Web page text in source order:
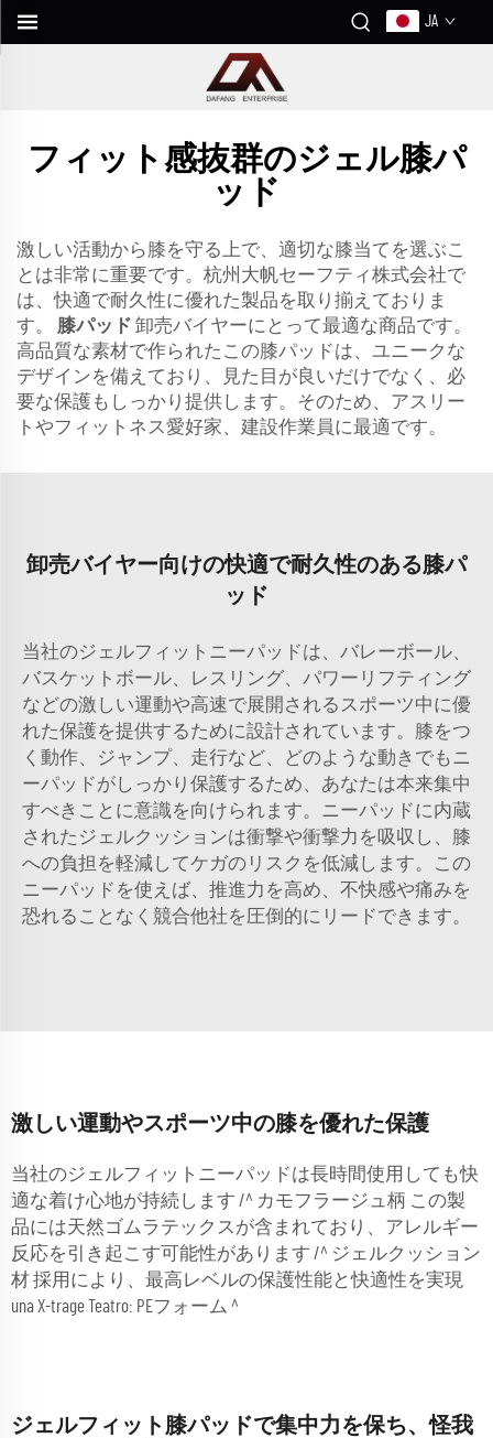
JA
フィット感抜群のジェル膝パ
ッド
激しい活動から膝を守る上で、適切な膝当てを選ぶこ
とは非常に重要です。杭州大帆セーフティ株式会社で
は、快適で耐久性に優れた製品を取り揃えておりま
す。 膝パッド 卸売バイヤーにとって最適な商品です。
高品質な素材で作られたこの膝パッドは、ユニークな
デザインを備えており、見た目が良いだけでなく、必
要な保護もしっかり提供します。そのため、アスリー
トやフィットネス愛好家、建設作業員に最適です。
卸売バイヤー向けの快適で耐久性のある膝パ
ッド
当社のジェルフィットニーパッドは、バレーボール、
バスケットボール、レスリング、パワーリフティング
などの激しい運動や高速で展開されるスポーツ中に優
れた保護を提供するために設計されています。膝をつ
く動作、ジャンプ、走行など、どのような動きでもニ
ーパッドがしっかり保護するため、あなたは本来集中
すべきことに意識を向けられます。ニーパッドに内蔵
されたジェルクッションは衝撃や衝撃力を吸収し、膝
への負担を軽減してケガのリスクを低減します。この
ニーパッドを使えば、推進力を高め、不快感や痛みを
恐れることなく競合他社を圧倒的にリードできます。
激しい運動やスポーツ中の膝を優れた保護
当社のジェルフィットニーパッドは長時間使用しても快
適な着け心地が持続します /^ カモフラージュ柄 この製
品には天然ゴムラテックスが含まれており、アレルギー
反応を引き起こす可能性があります /^ ジェルクッション
材 採用により、最高レベルの保護性能と快適性を実現
una X-trage Teatro: PEフォーム ^
ジェルフィット膝パッドで集中力を保ち、怪我